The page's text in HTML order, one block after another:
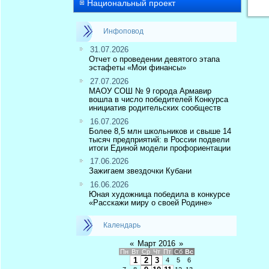
Национальный проект
Инфоповод
31.07.2026
Отчет о проведении девятого этапа
эстафеты «Мои финансы»
27.07.2026
МАОУ СОШ № 9 города Армавир
вошла в число победителей Конкурса
инициатив родительских сообществ
16.07.2026
Более 8,5 млн школьников и свыше 14
тысяч предприятий: в России подвели
итоги Единой модели профориентации
17.06.2026
Зажигаем звездочки Кубани
16.06.2026
Юная художница победила в конкурсе
«Расскажи миру о своей Родине»
Календарь
« Март 2016 »
Пн Вт Ср Чт Пт Сб Вс
1 2 3 4 5
6